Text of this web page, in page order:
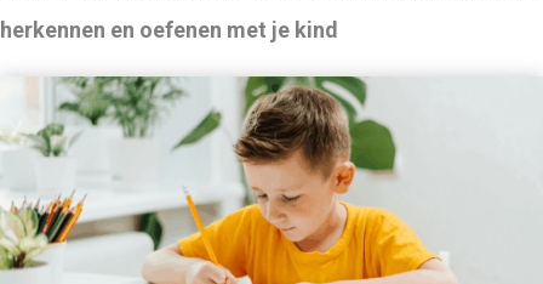
herkennen en oefenen met je kind